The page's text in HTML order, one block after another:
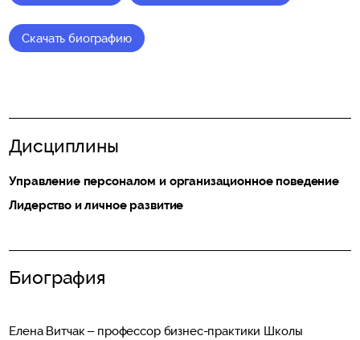
Скачать биографию
Дисциплины
Управление персоналом и организационное поведение
Лидерство и личное развитие
Биография
Елена Витчак – профессор бизнес-практики Школы